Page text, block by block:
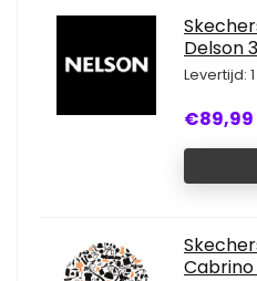
Delson
Levertijd:
€89,99